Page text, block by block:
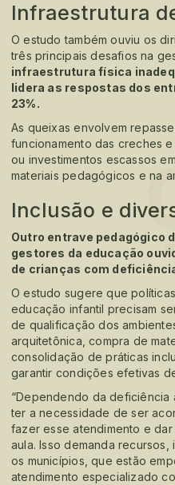
Infraestrutura
O estudo também ouviu os
três principais desafios na
infraestrutura física
lidera as respostas dos
23%.
As queixas envolvem
funcionamento das creches
ou investimentos escassos
materiais pedagógicos e na
Inclusão e
Outro entrave pedagógico
gestores da educação
de crianças com
O estudo sugere que
educação infantil precisam
de qualificação dos
arquitetônica, compra de
consolidação de práticas
garantir condições efetivas
“Dependendo da
ter a necessidade de ser
fazer esse atendimento e
aula. Isso demanda
os municípios, que estão
atendimento especializado